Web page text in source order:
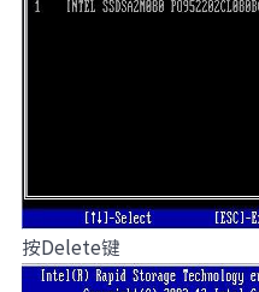
按Delete键